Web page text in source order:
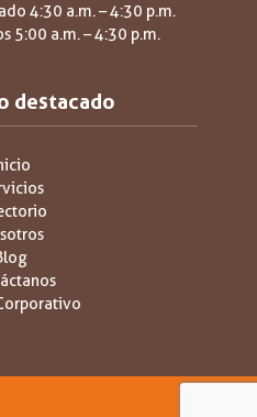
4:30 a.m. – 4:30 p.m.
5:00 a.m. – 4:30 p.m.
destacado